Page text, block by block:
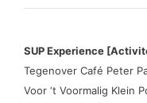
SUP Experience
Tegenover Café Peter
Voor ‘t Voormalig Klein